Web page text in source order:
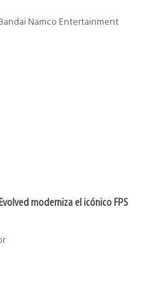
Namco Entertainment
moderniza el icónico FPS